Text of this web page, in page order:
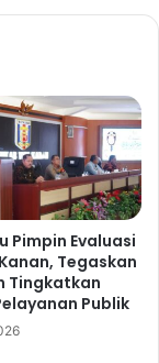
Pimpin Evaluasi
Tegaskan
Tingkatkan
Publik